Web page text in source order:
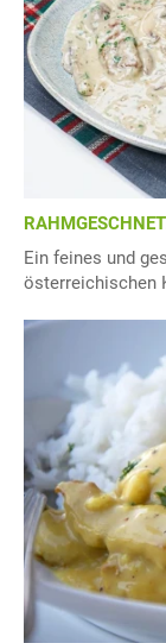
Ein feines und
österreichischen